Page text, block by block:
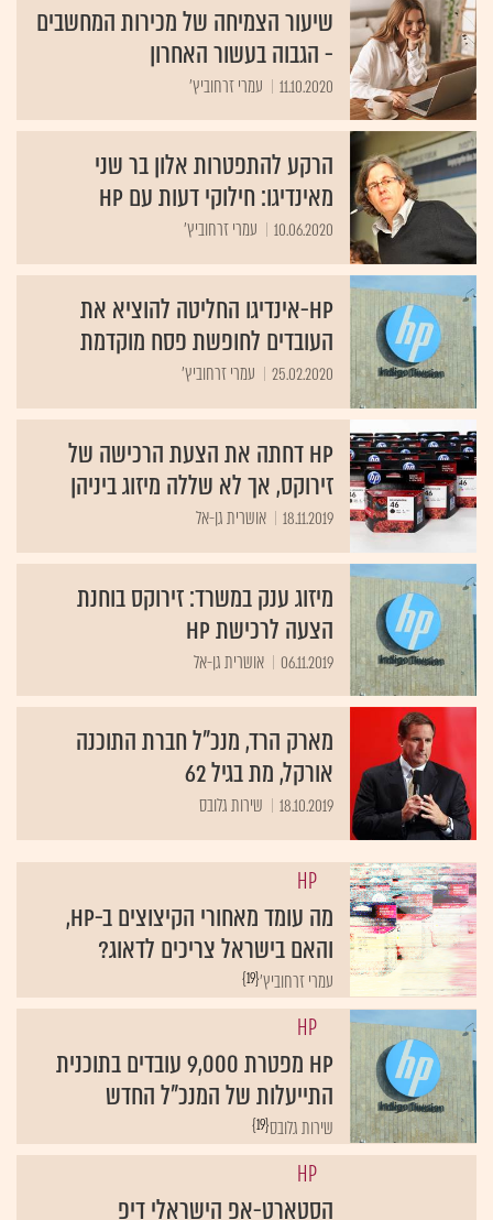
שיעור הצמיחה של מכירות המחשבים
- הגבוה בעשור האחרון
11.10.2020 עמרי זרחוביץ'
הרקע להתפטרות אלון בר שני
מאינדיגו: חילוקי דעות עם HP
10.06.2020 עמרי זרחוביץ'
HP-אינדיגו החליטה להוציא את
העובדים לחופשת פסח מוקדמת
25.02.2020 עמרי זרחוביץ'
HP דחתה את הצעת הרכישה של
זירוקס, אך לא שללה מיזוג ביניהן
18.11.2019 אושרית גן-אל
מיזוג ענק במשרד: זירוקס בוחנת
הצעה לרכישת HP
06.11.2019 אושרית גן-אל
מארק הרד, מנכ"ל חברת התוכנה
אורקל, מת בגיל 62
18.10.2019 שירות גלובס
HP
מה עומד מאחורי הקיצוצים ב-HP,
והאם בישראל צריכים לדאוג?
{19}עמרי זרחוביץ'
HP
HP מפטרת 9,000 עובדים בתוכנית
התייעלות של המנכ"ל החדש
{19}שירות גלובס
HP
הסטארט-אפ הישראלי דיפ